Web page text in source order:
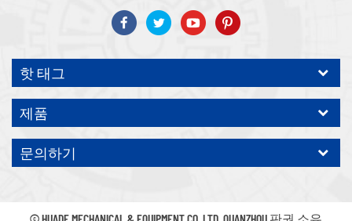
스크롤 유형, 피스톤 유형, 건조기, 필터, 배수기, 완전한 공기 압축기 생산
라인 등이 포함됩니다. 보다 300 가지 유형의 공기 압축기 산업 전문가
우리 회사는 보다 30 년 경력 from 압력 용기, 전기 모터, 정밀 부품 가공
및 장비에 대한 최고의 부품 주조 조립. 또한 우리 회사는 영구 자석 서보
모터의 자체 핵심 프로세스를 개발하고 관련 기술 특허를 획득하여 국가
에너지 절약 및 환경 보호 기술 발전에 기여했습니다. 우리 자신의 브랜
드 공기 압축기를 기대하십시오, ODM / OEM 수락입니다.
핫 태그
제품
문의하기